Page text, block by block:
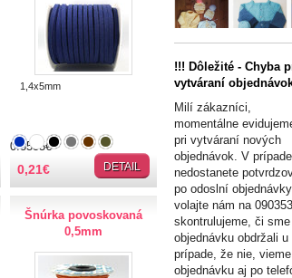
1,4x5mm
0.5535€
0,21€ DETAIL
Šnúrka povoskovaná
0,5mm
!!! Dôležité - Chyba
vytváraní
Milí zákazníci,
momentálne
pri vytváraní nových
objednávok. V
nedostanete
po odoslní
volajte nám na
skontrulujeme, či sme
objednávku obdržali u
prípade, že nie,
objednávku aj po